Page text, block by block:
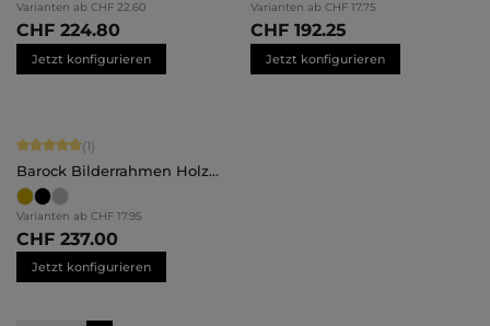
Varianten ab CHF 22.60
CHF 224.80
Jetzt konfigurieren
Varianten ab CHF 17.75
CHF 192.25
Jetzt konfigurieren
Durchschnittliche Bewertung von 5 von 5 Sternen
(1)
Barock Bilderrahmen Holz
Daria
Varianten ab CHF 17.95
CHF 237.00
Jetzt konfigurieren